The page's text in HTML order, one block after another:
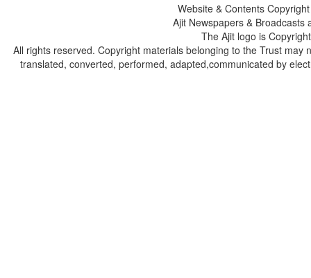
Website & Contents
Ajit Newspapers &
The Ajit logo is
All rights reserved. Copyright materials belonging to the Trust
translated, converted, performed, adapted,communicated by